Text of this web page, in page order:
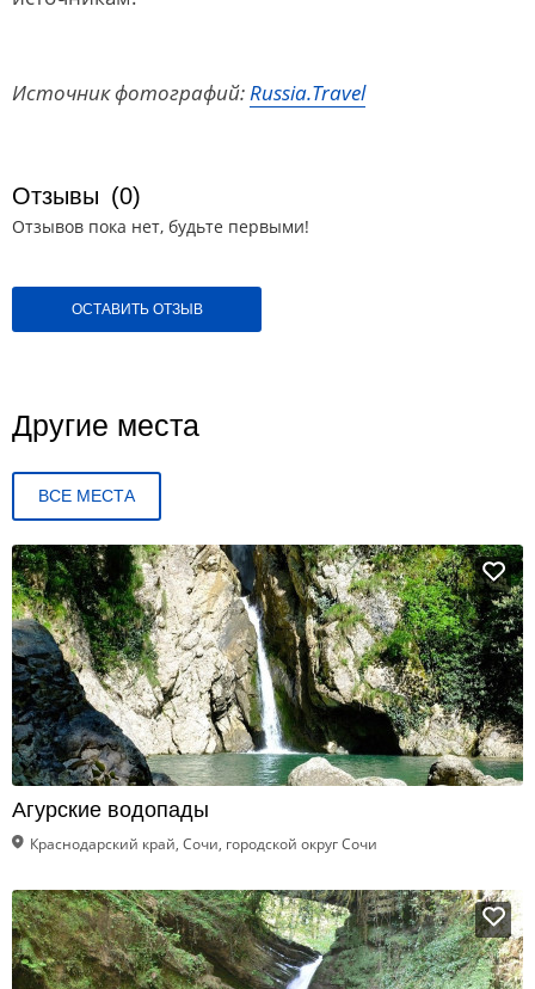
Источник фотографий:Russia.Travel
Отзывы (0)
Отзывов пока нет, будьте первыми!
ОСТАВИТЬ ОТЗЫВ
Другие места
ВСЕ МЕСТА
Агурские водопады
Краснодарский край, Сочи, городской округ Сочи